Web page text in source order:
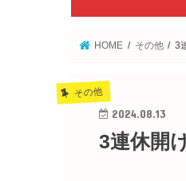
HOME その他 3
その他
2024.08.13
3連休開